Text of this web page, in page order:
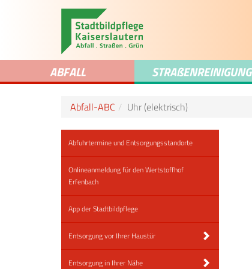
ABFALL STRAßENREINIGUNG
Abfall-ABC Uhr (elektrisch)
Abfuhrtermine und Entsorgungsstandorte
Onlineanmeldung für den Wertstoffhof
Erfenbach
App der Stadtbildpflege
Entsorgung vor Ihrer Haustür
Entsorgung in Ihrer Nähe